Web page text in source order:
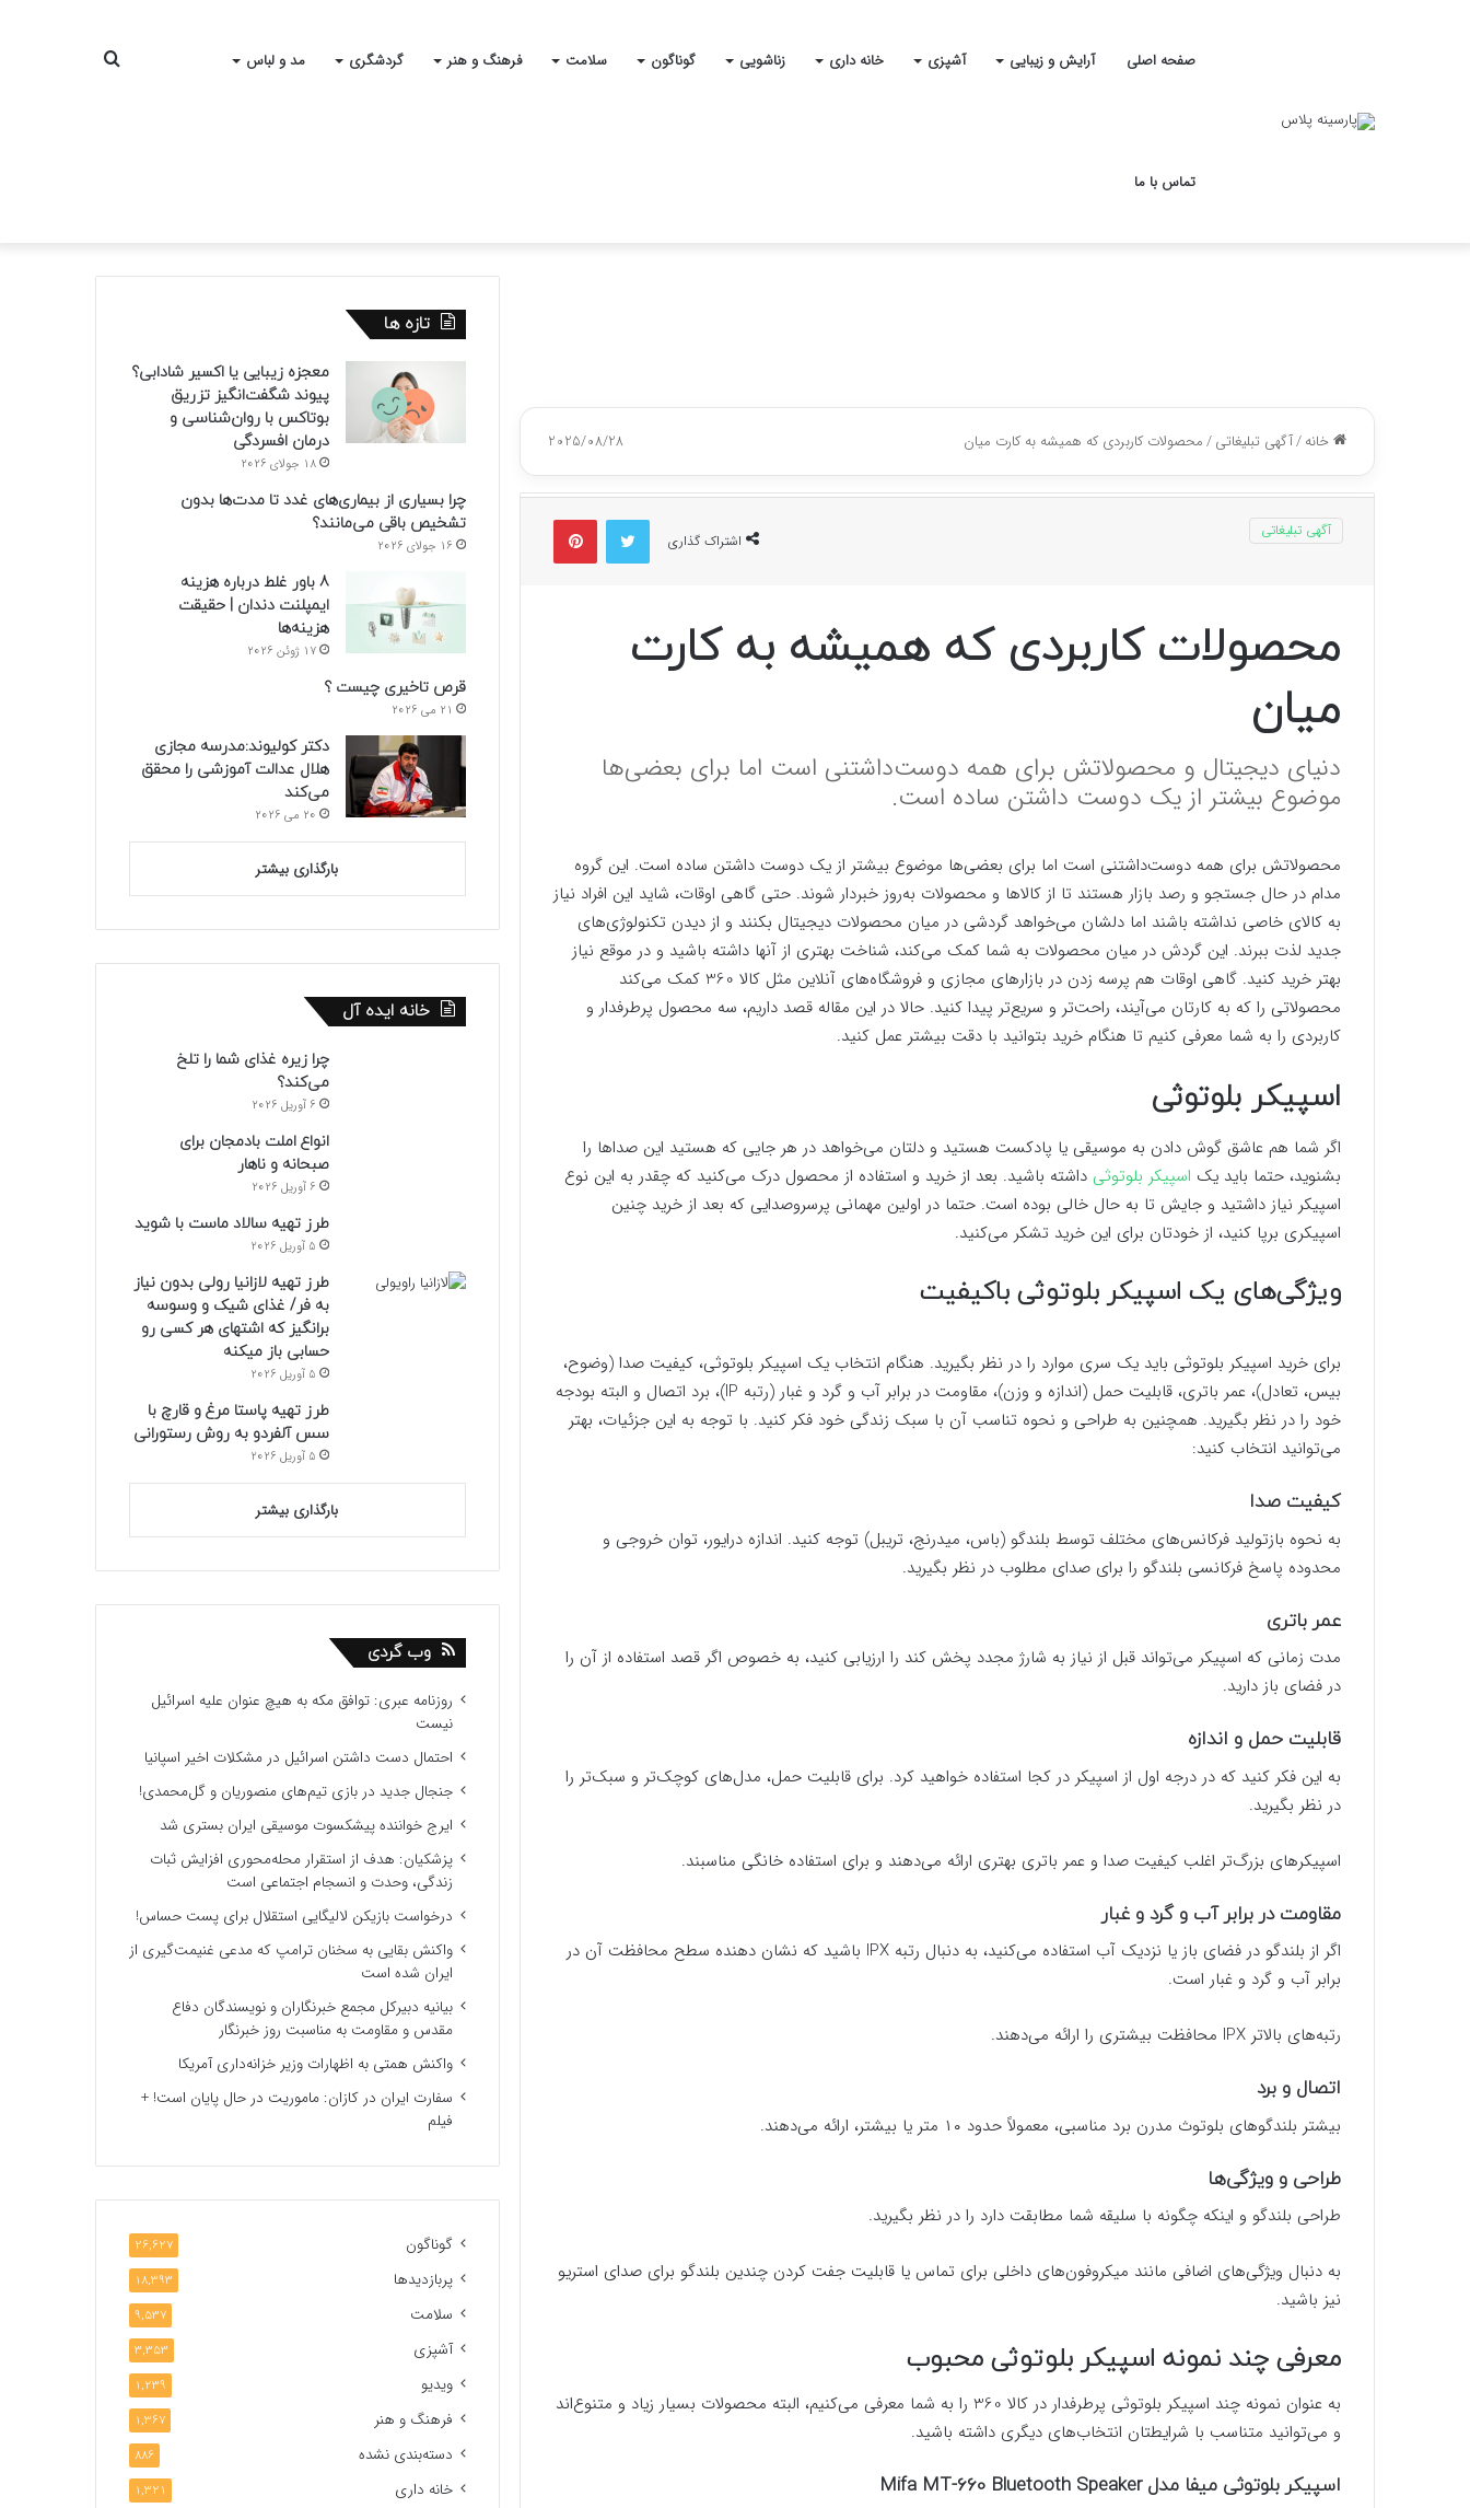
صفحه اصلی آرایش و زیبایی آشپزی خانه داری زناشویی گوناگون سلامت فرهنگ و هنر گردشگری مد و لباس
تماس با ما
جستجو
خانه/آگهی تبلیغاتی/محصولات کاربردی که همیشه به کارت میان 2025/08/28
اشتراک گذاری
توییتر پینتریست
آگهی تبلیغاتی
محصولات کاربردی که همیشه به کارت
میان
دنیای دیجیتال و محصولاتش برای همه دوست‌داشتنی است اما برای بعضی‌ها
موضوع بیشتر از یک دوست داشتن ساده است.
محصولاتش برای همه دوست‌داشتنی است اما برای بعضی‌ها موضوع بیشتر از یک دوست داشتن ساده است. این گروه
مدام در حال جستجو و رصد بازار هستند تا از کالاها و محصولات به‌روز خبردار شوند. حتی گاهی اوقات، شاید این افراد نیاز
به کالای خاصی نداشته باشند اما دلشان می‌خواهد گردشی در میان محصولات دیجیتال بکنند و از دیدن تکنولوژی‌های
جدید لذت ببرند. این گردش در میان محصولات به شما کمک می‌کند، شناخت بهتری از آنها داشته باشید و در موقع نیاز
بهتر خرید کنید. گاهی اوقات هم پرسه زدن در بازارهای مجازی و فروشگاه‌های آنلاین مثل کالا 360 کمک می‌کند
محصولاتی را که به کارتان می‌آیند، راحت‌تر و سریع‌تر پیدا کنید. حالا در این مقاله قصد داریم، سه محصول پرطرفدار و
کاربردی را به شما معرفی کنیم تا هنگام خرید بتوانید با دقت بیشتر عمل کنید.
اسپیکر بلوتوثی
اگر شما هم عاشق گوش دادن به موسیقی یا پادکست هستید و دلتان می‌خواهد در هر جایی که هستید این صداها را
بشنوید، حتما باید یک اسپیکر بلوتوثی داشته باشید. بعد از خرید و استفاده از محصول درک می‌کنید که چقدر به این نوع
اسپیکر نیاز داشتید و جایش تا به حال خالی بوده است. حتما در اولین مهمانی پرسروصدایی که بعد از خرید چنین
اسپیکری برپا کنید، از خودتان برای این خرید تشکر می‌کنید.
ویژگی‌های یک اسپیکر بلوتوثی باکیفیت
برای خرید اسپیکر بلوتوثی باید یک سری موارد را در نظر بگیرید. هنگام انتخاب یک اسپیکر بلوتوثی، کیفیت صدا (وضوح،
بیس، تعادل)، عمر باتری، قابلیت حمل (اندازه و وزن)، مقاومت در برابر آب و گرد و غبار (رتبه IP)، برد اتصال و البته بودجه
خود را در نظر بگیرید. همچنین به طراحی و نحوه تناسب آن با سبک زندگی خود فکر کنید. با توجه به این جزئیات، بهتر
می‌توانید انتخاب کنید:
کیفیت صدا
به نحوه بازتولید فرکانس‌های مختلف توسط بلندگو (باس، میدرنج، تریبل) توجه کنید. اندازه درایور، توان خروجی و
محدوده پاسخ فرکانسی بلندگو را برای صدای مطلوب در نظر بگیرید.
عمر باتری
مدت زمانی که اسپیکر می‌تواند قبل از نیاز به شارژ مجدد پخش کند را ارزیابی کنید، به خصوص اگر قصد استفاده از آن را
در فضای باز دارید.
قابلیت حمل و اندازه
به این فکر کنید که در درجه اول از اسپیکر در کجا استفاده خواهید کرد. برای قابلیت حمل، مدل‌های کوچک‌تر و سبک‌تر را
در نظر بگیرید.
اسپیکرهای بزرگ‌تر اغلب کیفیت صدا و عمر باتری بهتری ارائه می‌دهند و برای استفاده خانگی مناسبند.
مقاومت در برابر آب و گرد و غبار
اگر از بلندگو در فضای باز یا نزدیک آب استفاده می‌کنید، به دنبال رتبه IPX باشید که نشان دهنده سطح محافظت آن در
برابر آب و گرد و غبار است.
رتبه‌های بالاتر IPX محافظت بیشتری را ارائه می‌دهند.
اتصال و برد
بیشتر بلندگوهای بلوتوث مدرن برد مناسبی، معمولاً حدود ۱۰ متر یا بیشتر، ارائه می‌دهند.
طراحی و ویژگی‌ها
طراحی بلندگو و اینکه چگونه با سلیقه شما مطابقت دارد را در نظر بگیرید.
به دنبال ویژگی‌های اضافی مانند میکروفون‌های داخلی برای تماس یا قابلیت جفت کردن چندین بلندگو برای صدای استریو
نیز باشید.
معرفی چند نمونه اسپیکر بلوتوثی محبوب
به عنوان نمونه چند اسپیکر بلوتوثی پرطرفدار در کالا 360 را به شما معرفی می‌کنیم، البته محصولات بسیار زیاد و متنوع‌اند
و می‌توانید متناسب با شرایطتان انتخاب‌های دیگری داشته باشید.
اسپیکر بلوتوثی میفا مدل Mifa MT-660 Bluetooth Speaker
تازه ها
معجزه زیبایی یا اکسیر شادابی؟
پیوند شگفت‌انگیز تزریق
بوتاکس با روان‌شناسی و
درمان افسردگی
18 جولای 2026
چرا بسیاری از بیماری‌های غدد تا مدت‌ها بدون
تشخیص باقی می‌مانند؟
16 جولای 2026
8 باور غلط درباره هزینه
ایمپلنت دندان | حقیقت
هزینه‌ها
17 ژوئن 2026
قرص تاخیری چیست ؟
21 می 2026
دکتر کولیوند:مدرسه مجازی
هلال عدالت آموزشی را محقق
می‌کند
20 می 2026
بارگذاری بیشتر
خانه ایده آل
چرا زیره غذای شما را تلخ
می‌کند؟
6 آوریل 2026
انواع املت بادمجان برای
صبحانه و ناهار
6 آوریل 2026
طرز تهیه سالاد ماست با شوید
5 آوریل 2026
طرز تهیه لازانیا رولی بدون نیاز
به فر/ غذای شیک و وسوسه
برانگیز که اشتهای هر کسی رو
حسابی باز میکنه
5 آوریل 2026
طرز تهیه پاستا مرغ و قارچ با
سس آلفردو به روش رستورانی
5 آوریل 2026
بارگذاری بیشتر
وب گردی
روزنامه عبری: توافق مکه به هیچ عنوان علیه اسرائیل
نیست
احتمال دست داشتن اسرائیل در مشکلات اخیر اسپانیا
جنجال جدید در بازی تیم‌های منصوریان و گل‌محمدی!
ایرج خواننده پیشکسوت موسیقی ایران بستری شد
پزشکیان: هدف از استقرار محله‌محوری افزایش ثبات
زندگی، وحدت و انسجام اجتماعی است
درخواست بازیکن لالیگایی استقلال برای پست حساس!
واکنش بقایی به سخنان ترامپ که مدعی غنیمت‌گیری از
ایران شده است
بیانیه دبیرکل مجمع خبرنگاران و نویسندگان دفاع
مقدس و مقاومت به مناسبت روز خبرنگار
واکنش همتی به اظهارات وزیر خزانه‌داری آمریکا
سفارت ایران در کازان: ماموریت در حال پایان است! +
فیلم
گوناگون 26,627
پربازدیدها 18,393
سلامت 9,537
آشپزی 3,353
ویدیو 1,239
فرهنگ و هنر 1,367
دسته‌بندی نشده 886
خانه داری 1,321